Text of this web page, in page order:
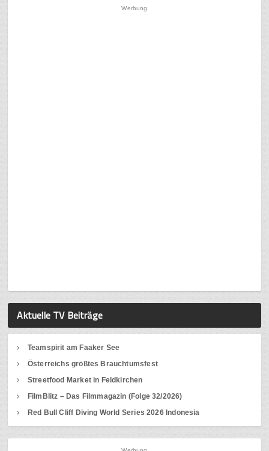
Werbung
Aktuelle TV Beiträge
Teamspirit am Faaker See
Österreichs größtes Brauchtumsfest
Streetfood Market in Feldkirchen
FilmBlitz – Das Filmmagazin (Folge 32/2026)
Red Bull Cliff Diving World Series 2026 Indonesia